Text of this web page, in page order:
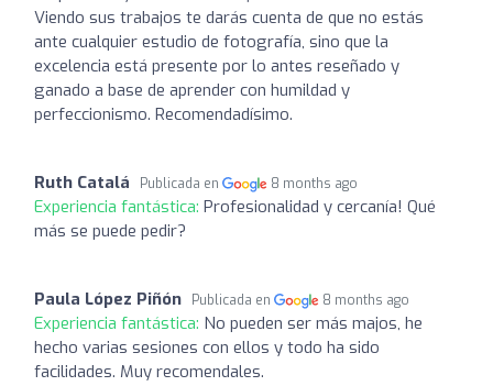
Viendo sus trabajos te darás cuenta de que no estás
ante cualquier estudio de fotografía, sino que la
excelencia está presente por lo antes reseñado y
ganado a base de aprender con humildad y
perfeccionismo. Recomendadísimo.
Ruth Catalá Publicada en 8 months ago
Experiencia fantástica: Profesionalidad y cercanía! Qué
más se puede pedir?
Paula López Piñón Publicada en 8 months ago
Experiencia fantástica: No pueden ser más majos, he
hecho varias sesiones con ellos y todo ha sido
facilidades. Muy recomendales.